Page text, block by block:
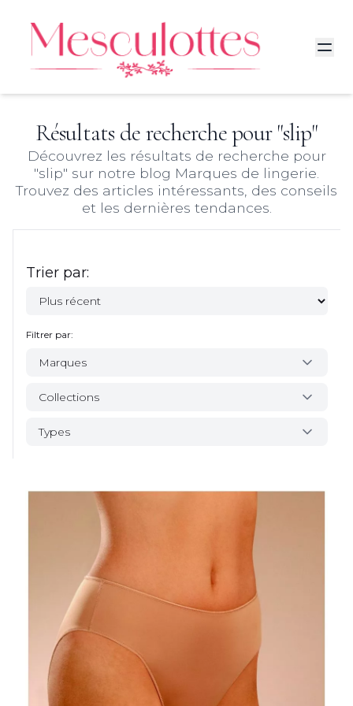
Résultats de recherche pour "slip"
Découvrez les résultats de recherche pour
"slip" sur notre blog Marques de lingerie.
Trouvez des articles intéressants, des conseils
et les dernières tendances.
Trier par:
Filtrer par:
Marques
Collections
Types